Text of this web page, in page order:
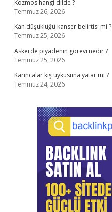
Kozmos hangi dilde ?
Temmuz 26, 2026
Kan düşüklüğü kanser belirtisi mi ?
Temmuz 25, 2026
Askerde piyadenin görevi nedir ?
Temmuz 25, 2026
Karıncalar kış uykusuna yatar mı ?
Temmuz 24, 2026